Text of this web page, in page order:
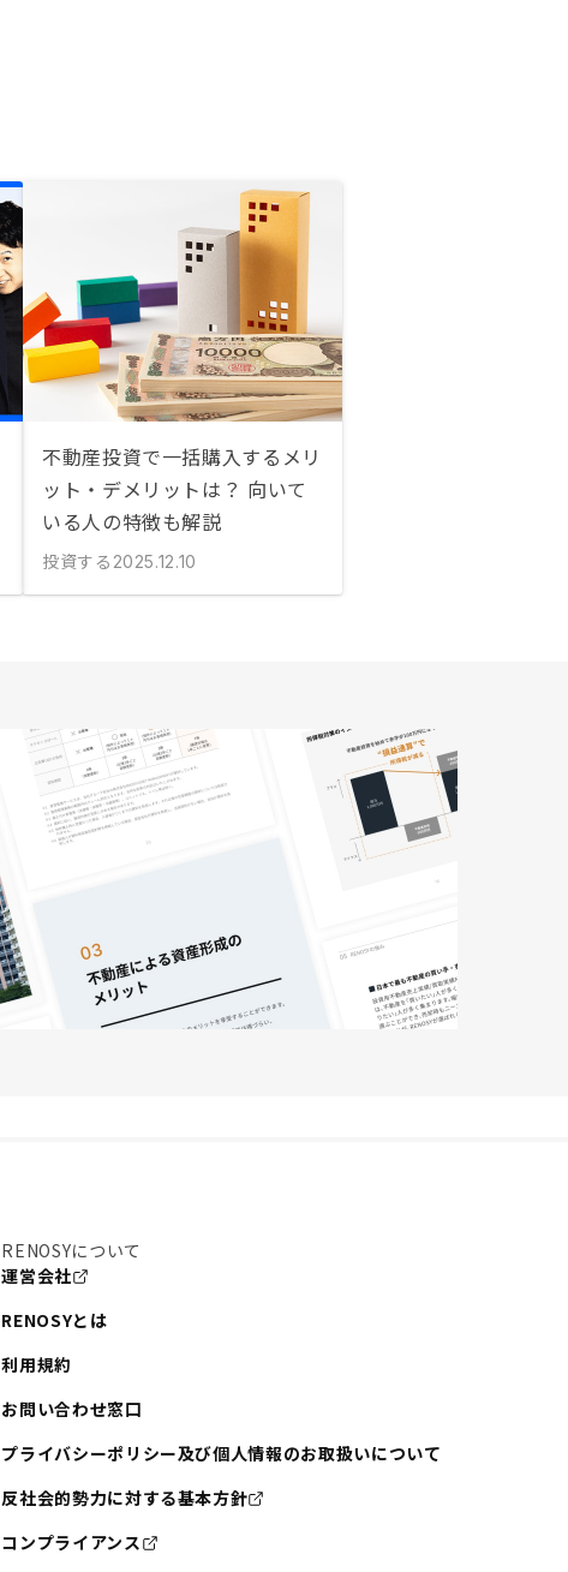
不動産投資で一括購入するメリ
ット・デメリットは？ 向いて
いる人の特徴も解説
投資する 2025.12.10
RENOSYについて
運営会社
RENOSYとは
利用規約
お問い合わせ窓口
プライバシーポリシー及び個人情報のお取扱いについて
反社会的勢力に対する基本方針
コンプライアンス